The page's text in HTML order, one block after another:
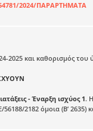
2024/ΠΑΡΑΡΤΗΜΑΤΑ
2025 και καθορισμός
- Έναρξη ισχύος 1.
2182 όμοια (Β’ 2635)